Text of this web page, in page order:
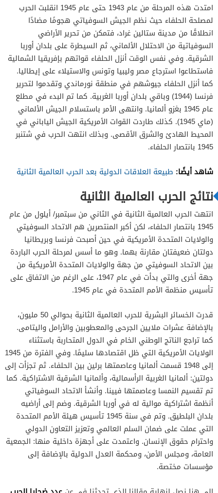
امتدت هذه المرحلة من عام 1943 حتى عام 1945 انقلبت الحرب
لمصلحة الحلفاء حيث نظم الجيش السوفياتي هجومًا مضادًا
انطلاقًا من مدينة ستالين غراد، فتمكن من تحرير الأراضي
السوفياتية من الاحتلال الألماني، ثم السيطرة على بلدان أوربا
الشرقية. وفي نفس الوقت أنزل الحلفاء قواتهم بإفريقيا الشمالية
فاستطاعوا استرجاع مصر وليبيا وتونس والاستيلاء على إيطاليا.
كما أنزل الحلفاء جيوشهم في منطقة نورماندي وتقدموا لتحرير
فرنسا (1944) وباقي بلدان أوربا الغربية. كما تم البدء في مطلع
عام 1945 بغزو ألمانيا. وانتهى الأمر باستسلام الجيش الألماني
(ماي 1945). كذلك طاردت القوات الأمريكية الجيش الياباني في
المحيط الهادئ والشرق الأقصى. وبذلك انتهت الحرب في شتنبر
1945 بانتصار الحلفاء.
شاهد أيضًا: طبيعة العلاقات الدولية بعد الحرب العالمية الثانية
نتائج الحرب العالمية الثانية
انتهت الحرب العالمية الثانية في الثاني من سبتمبر/ أيلول من عام
1945 بانتصار الحلفاء، لكن أكبر المنتصرين هم الاتحاد السوفيتي
والولايات المتحدة الأمريكية في حين أصبحت فرنسا وبريطانيا
دولتان ضعيفتان مقارنة بهما. وهو ما أسس لمرحلة الحرب الباردة
بين الاتحاد السوفيتي من جهة والولايات المتحدة الأمريكية من
جهة أخرى والتي بدأت في عام 1947، على الرغم من الاتفاق على
تأسيس منظمة الأمم المتحدة في عام 1945.
قدرت الخسائر البشرية للحرب العالمية الثانية بحوالي 50 مليون،
بالإضافة عشرات ملايين الجرحى والمعطوبين والأرامل واليتامى.
كما تراجع الناتج الوطني الخام في الدول المتحاربة باستثناء
الولايات الأمريكية التي ظل اقتصادها سليمًا. وفي الفترة من 1945
إلى 1948 قسمت ألمانيا وعاصمتها برلين بين الحلفاء. ثم تجزأت إلى
دولتين: ألمانيا الغربية الرأسمالية، وألمانيا الشرقية الاشتراكية. كما
تم تقسيم النمسا وعاصمتها فيينا. وأنشأ الاتحاد السوفياتي
أنظمة اشتراكية موالية له في أوربا الشرقية. وضم إلى أراضيه
بلدان البلطيق. وتم في سنة 1945 تأسيس هيئة الأمم المتحدة
التي عملت على ضمان السلم العالمي وتعزيز التعاون الدولي
واحترام حقوق الإنسان. واعتمدت على أجهزة داخلية منها: الجمعية
العامة، ومجلس الأمن، ومحكمة العدل الدولية بالإضافة إلى
مؤسسات مختصة.